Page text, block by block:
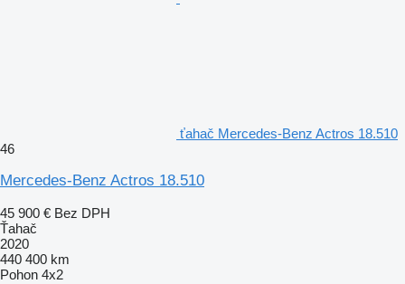
ťahač Mercedes-Benz Actros 18.510
46
Mercedes-Benz Actros 18.510
45 900 € Bez DPH
Ťahač
2020
440 400 km
Pohon 4x2